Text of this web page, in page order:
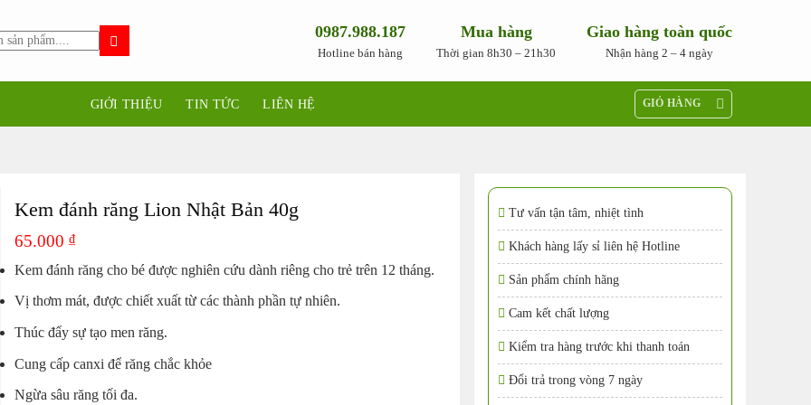
0987.988.187
Hotline bán hàng
Mua hàng
Thời gian 8h30 – 21h30
Giao hàng toàn quốc
Nhận hàng 2 – 4 ngày
GIỚI THIỆU TIN TỨC LIÊN HỆ GIỎ HÀNG
Tư vấn tận tâm, nhiệt tình
Khách hàng lấy sỉ liên hệ Hotline
Sản phẩm chính hãng
Cam kết chất lượng
Kiểm tra hàng trước khi thanh toán
Đổi trả trong vòng 7 ngày
Kem đánh răng Lion Nhật Bản 40g
65.000₫
Kem đánh răng cho bé được nghiên cứu dành riêng cho trẻ trên 12 tháng.
Vị thơm mát, được chiết xuất từ các thành phần tự nhiên.
Thúc đẩy sự tạo men răng.
Cung cấp canxi để răng chắc khỏe
Ngừa sâu răng tối đa.